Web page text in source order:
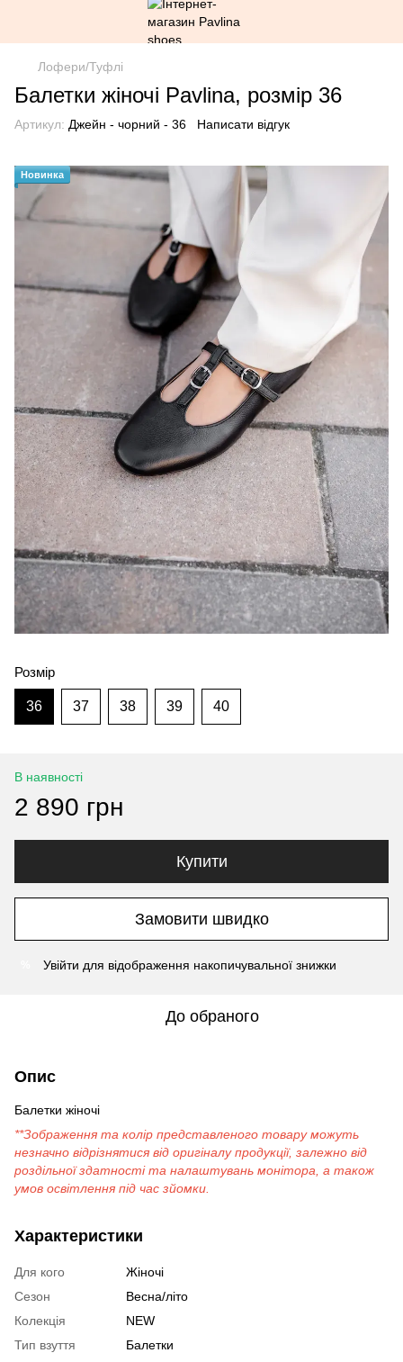
Лофери/Туфлі
Балетки жіночі Pavlina, розмір 36
Артикул: Джейн - чорний - 36 Написати відгук
Новинка
Розмір
36 37 38 39 40
В наявності
2 890 грн
Купити
Замовити швидко
Увійти для відображення накопичувальної знижки
До обраного
Опис
Балетки жіночі
**Зображення та колір представленого товару можуть
незначно відрізнятися від оригіналу продукції, залежно від
роздільної здатності та налаштувань монітора, а також
умов освітлення під час зйомки.
Характеристики
Для кого
Жіночі
Сезон
Весна/літо
Колекція
NEW
Тип взуття
Балетки